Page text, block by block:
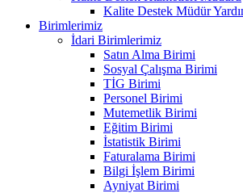
Kalite Destek Müdür
Birimlerimiz
İdari Birimlerimiz
Satın Alma Birimi
Sosyal Çalışma Birimi
TİG Birimi
Personel Birimi
Mutemetlik Birimi
Eğitim Birimi
İstatistik Birimi
Faturalama Birimi
Bilgi İşlem Birimi
Ayniyat Birimi